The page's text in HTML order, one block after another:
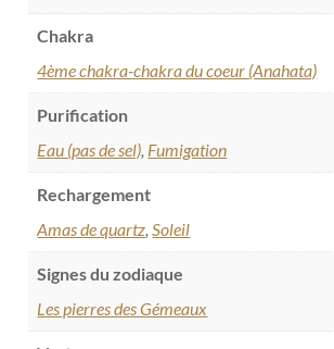
Chakra
4ème chakra-chakra du coeur (Anahata)
Purification
Eau (pas de sel), Fumigation
Rechargement
Amas de quartz,Soleil
Signes du zodiaque
Les pierres des Gémeaux